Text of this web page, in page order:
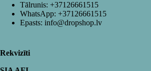
Tālrunis: +37126661515
WhatsApp: +37126661515
Epasts: info@dropshop.lv
Rekvizīti